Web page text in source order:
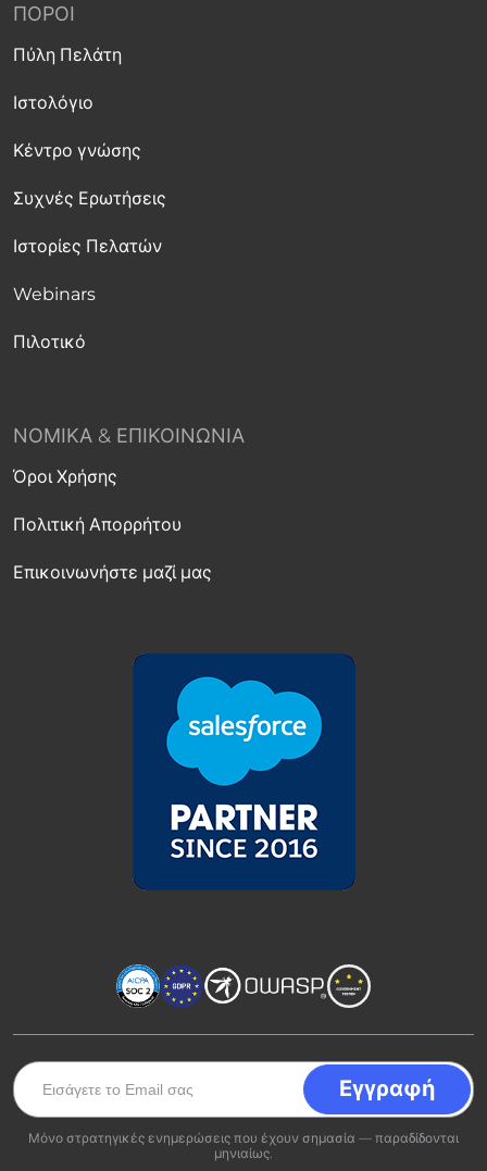
ΠΌΡΟΙ
Πύλη Πελάτη
Ιστολόγιο
Κέντρο γνώσης
Συχνές Ερωτήσεις
Ιστορίες Πελατών
Webinars
Πιλοτικό
ΝΟΜΙΚΆ & ΕΠΙΚΟΙΝΩΝΊΑ
Όροι Χρήσης
Πολιτική Απορρήτου
Επικοινωνήστε μαζί μας
Μόνο στρατηγικές ενημερώσεις που έχουν σημασία — παραδίδονται
μηνιαίως.